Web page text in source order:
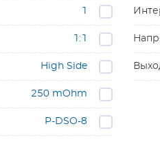
1:1
High Side
250 mOhm
P-DSO-8